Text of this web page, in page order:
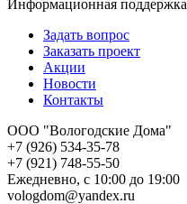
Информационная поддержка
Задать вопрос
Заказать проект
Акции
Новости
Контакты
ООО "Вологодские Дома"
+7 (926) 534-35-78
+7 (921) 748-55-50
Ежедневно, с 10:00 до 19:00
vologdom@yandex.ru